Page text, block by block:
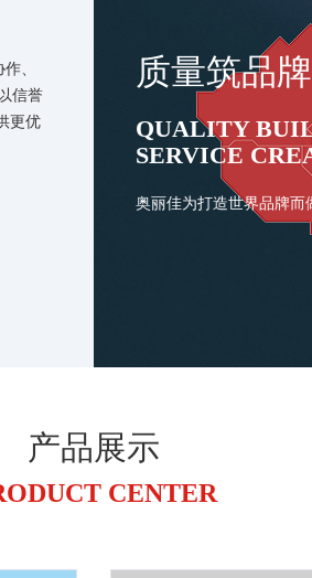
、
信誉
更优
质量筑品
QUALITY
SERVICE
奥丽佳为打造世界品牌而
产品展示
CENTER